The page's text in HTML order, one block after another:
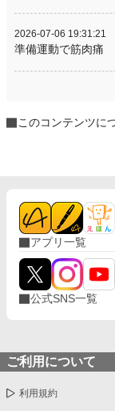
2026-07-06 19:31:21
準備運動で筋肉痛
このコンテンツに
アプリ一覧
公式SNS一覧
ご利用について
利用規約